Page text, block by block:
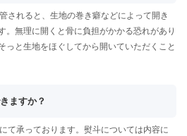
されると、生地の巻き癖などによって開き
。無理に開くと骨に負担がかかる恐れがあり
っと生地をほぐしてから開いていただくこと
ますか？
て承っております。熨斗については内容に